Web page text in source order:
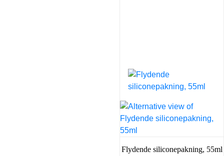
Flydende siliconepakning, 55ml